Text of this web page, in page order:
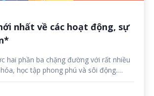
nhất về các hoạt động, sự
hai phần ba chặng đường với rất nhiều
học tập phong phú và sôi động.
đó, hãy cùng Sun* News cập nhật
hổi” nhất về các hoạt động, sự kiện